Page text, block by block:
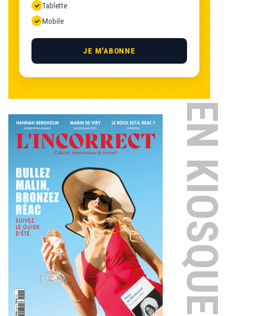
Tablette
Mobile
JE M'ABONNE
EN KIOSQUE